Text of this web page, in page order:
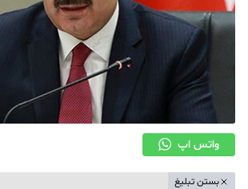
واتس اپ
بستن تبلیغ